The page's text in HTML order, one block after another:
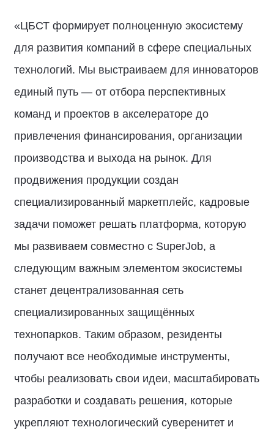
«ЦБСТ формирует полноценную экосистему
для развития компаний в сфере специальных
технологий. Мы выстраиваем для инноваторов
единый путь — от отбора перспективных
команд и проектов в акселераторе до
привлечения финансирования, организации
производства и выхода на рынок. Для
продвижения продукции создан
специализированный маркетплейс, кадровые
задачи поможет решать платформа, которую
мы развиваем совместно с SuperJob, а
следующим важным элементом экосистемы
станет децентрализованная сеть
специализированных защищённых
технопарков. Таким образом, резиденты
получают все необходимые инструменты,
чтобы реализовать свои идеи, масштабировать
разработки и создавать решения, которые
укрепляют технологический суверенитет и